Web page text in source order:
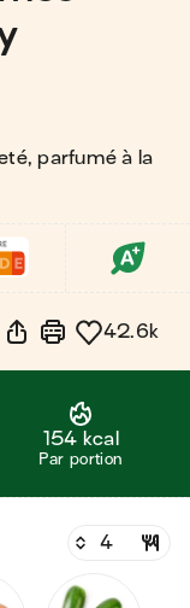
parfumé à la
42.6k
154 kcal
Par portion